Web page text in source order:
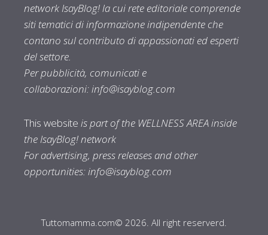
network IsayBlog! la cui rete editoriale comprende
siti tematici di informazione indipendente che
contano sul contributo di appassionati ed esperti
del settore.
Per pubblicità, comunicati e
collaborazioni:info@isayblog.com
This website is part of the WELLNESS AREA inside
the IsayBlog! network
For advertising, press releases and other
opportunities:info@isayblog.com
Tuttomamma.com© 2026. All right reserverd.